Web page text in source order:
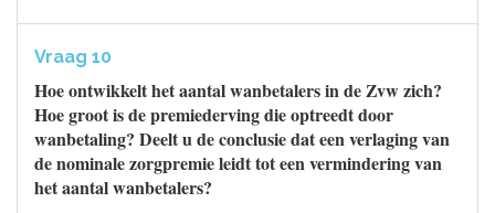
Vraag 10
Hoe ontwikkelt het aantal wanbetalers in de Zvw zich?
Hoe groot is de premiederving die optreedt door
wanbetaling? Deelt u de conclusie dat een verlaging van
de nominale zorgpremie leidt tot een vermindering van
het aantal wanbetalers?